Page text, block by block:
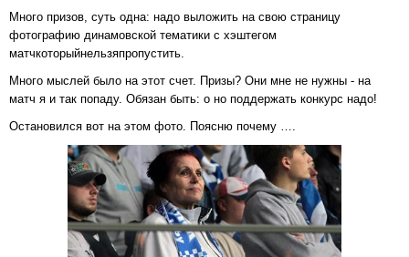
Много призов, суть одна: надо выложить на свою страницу
фотографию динамовской тематики с хэштегом
матчкоторыйнельзяпропустить.
Много мыслей было на этот счет. Призы? Они мне не нужны - на
матч я и так попаду. Обязан быть: о но поддержать конкурс надо!
Остановился вот на этом фото. Поясню почему ….